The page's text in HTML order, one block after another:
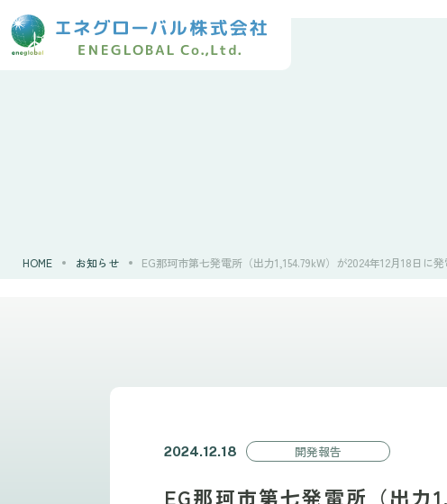
HOME お知らせ EG那珂市第七発電所（出力1,154.79kW）が2024年12月18日に発
2024.12.18 開発報告
EG那珂市第七発電所（出力